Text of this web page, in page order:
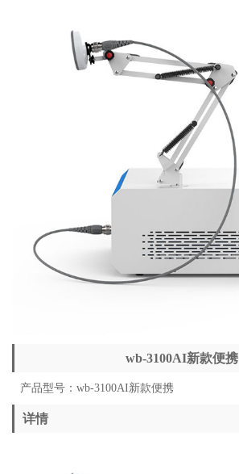
wb-3100AI新款便携
产品型号：wb-3100AI新款便携
详情